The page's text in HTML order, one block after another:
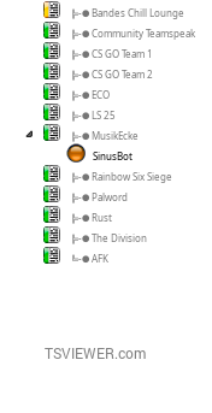
╠-● Bandes Chill Lounge
╠-● Community Teamspeak
╠-● CS GO Team 1
╠-● CS GO Team 2
╠-● ECO
╠-● LS 25
╠-● MusikEcke
SinusBot
╠-● Rainbow Six Siege
╠-● Palword
╠-● Rust
╠-● The Division
╚-● AFK